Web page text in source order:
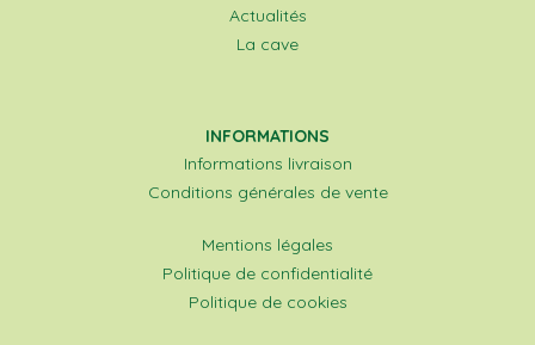
Actualités
La cave
INFORMATIONS
Informations livraison
Conditions générales de vente
Mentions légales
Politique de confidentialité
Politique de cookies